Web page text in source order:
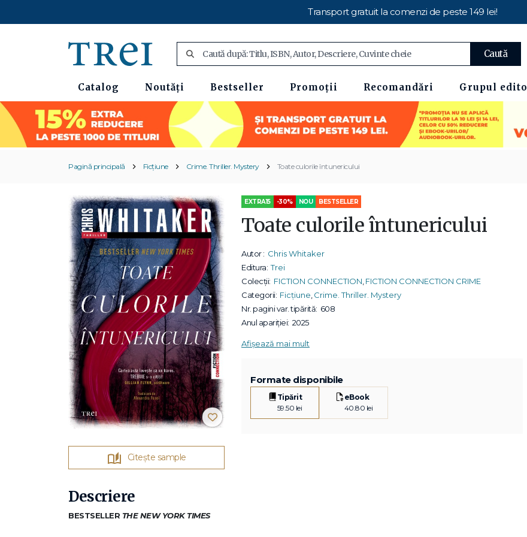
Transport gratuit la comenzi de peste 149 lei!
Caută
Catalog Noutăți Bestseller Promoții Recomandări Grupul
Pagină principală Ficțiune Crime. Thriller. Mystery Toate culorile întunericului
Citește sample
EXTRA15 -30% NOU BESTSELLER
Toate culorile întunericului
Autor : Chris Whitaker
Editura: Trei
Colecții: FICTION CONNECTION FICTION CONNECTION CRIME
Categorii: Ficțiune Crime. Thriller. Mystery
Nr. pagini var. tipărită: 608
Anul apariției: 2025
Afișează mai mult
Formate disponibile
Tipărit
59.50 lei
eBook
40.80 lei
Descriere
BESTSELLER THE NEW YORK TIMES